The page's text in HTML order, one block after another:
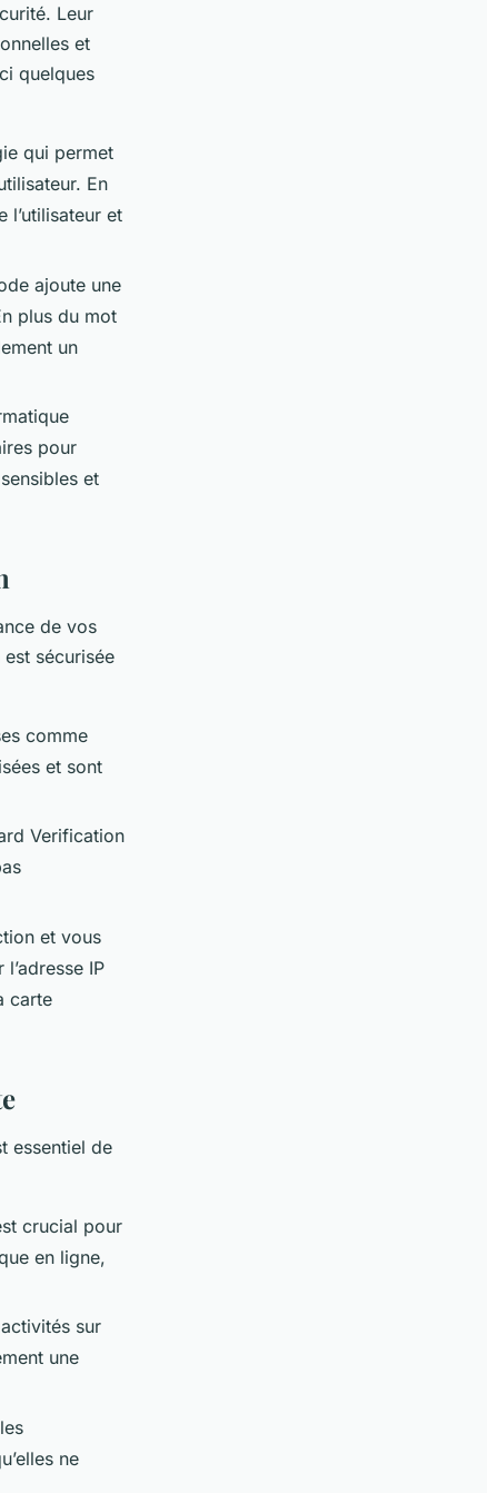
Leur
et
quelques
qui permet
En
l’utilisateur et
ajoute une
plus du mot
un
pour
et
de vos
sécurisée
comme
et sont
Verification
et vous
IP
carte
essentiel de
crucial pour
en ligne,
sur
une
ne